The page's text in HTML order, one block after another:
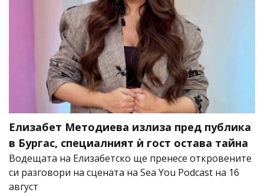
Елизабет Методиева излиза пред публика
в Бургас, специалният ѝ гост остава тайна
Водещата на Елизабетско ще пренесе откровените
си разговори на сцената на Sea You Podcast на 16
август